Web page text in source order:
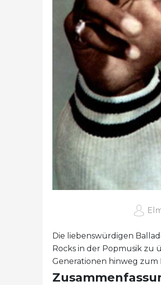
Die liebenswürdigen
Rocks in der Popmusik zu
Generationen hinweg zum